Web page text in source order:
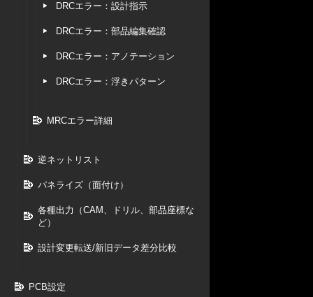
DRCエラー：設計指示
DRCエラー：部品編集確認
DRCエラー：アノテーション
DRCエラー：浮きパターン
MRCエラー詳細
逆ネットリスト
パネライズ（面付け）
各種出力（CAM、ドリル、部品座標な
ど）
設計変更転送/新旧データ差分比較
PCB設定